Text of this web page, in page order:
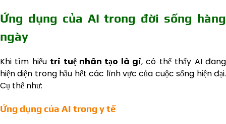
Ứng dụng của AI trong đời sống hàng
ngày
Khi tìm hiểu trí tuệ nhân tạo là gì, có thể thấy AI đang
hiện diện trong hầu hết các lĩnh vực của cuộc sống hiện đại.
Cụ thể như:
Ứng dụng của AI trong y tế